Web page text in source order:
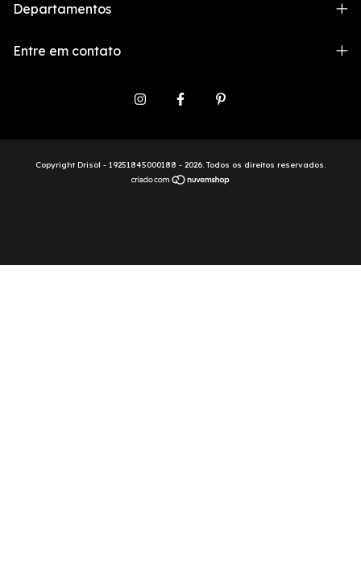
Departamentos
Entre em contato
Copyright Drisol - 19251845000188 - 2026. Todos os direitos reservados.